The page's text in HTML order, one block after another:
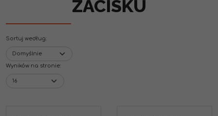
ZACISKU
Sortuj według:
Wyników na stronie: